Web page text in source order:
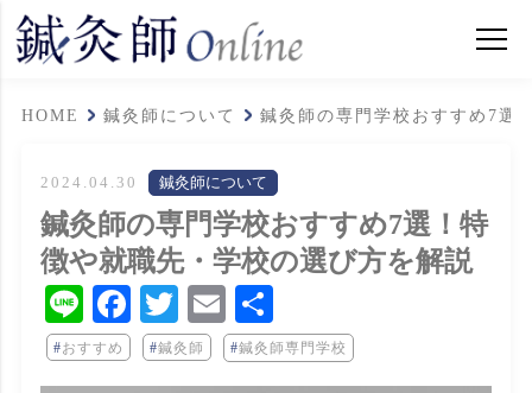
HOME 鍼灸師について 鍼灸師の専門学校おすすめ7選
2024.04.30 鍼灸師について
鍼灸師の専門学校おすすめ7選！特
徴や就職先・学校の選び方を解説
LineFacebook
TwitterEmail
有
おすすめ 鍼灸師 鍼灸師専門学校